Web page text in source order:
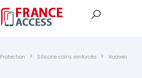
Protection Silicone coins renforcés
Huawei